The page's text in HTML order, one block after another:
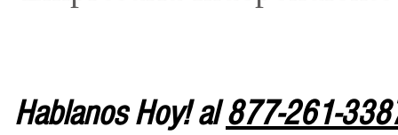
Hablanos Hoy! al877-261-